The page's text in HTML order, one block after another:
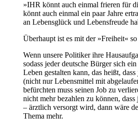
»IHR könnt auch einmal frieren für
könnt auch einmal ein paar Jahre
an Lebensglück und Lebensfreude
Überhaupt ist es mit der »Freiheit« so
Wenn unsere Politiker ihre
sodass jeder deutsche Bürger sich
Leben gestalten kann, das heißt,
(nicht nur Lebensmittel mit
befürchten muss seinen Job zu
nicht mehr bezahlen zu können,
– ärztlich versorgt wird, dann wäre
Thema mehr.